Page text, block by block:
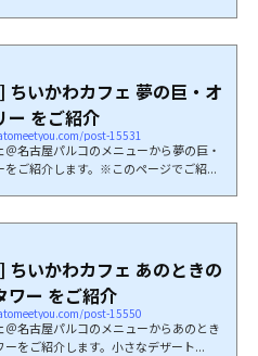
ちいかわカフェ 夢の巨・オ
ー をご紹介
post-15531
＠名古屋パルコのメニューから夢の巨・
をご紹介します。※このページでご紹...
ちいかわカフェ あのときの
ワー をご紹介
post-15550
＠名古屋パルコのメニューからあのとき
ーをご紹介します。小さなデザート...